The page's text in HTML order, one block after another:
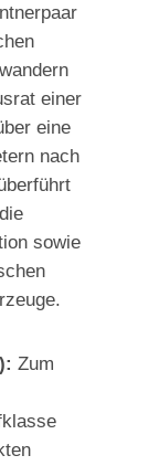
einer
eine
nach
sowie
Zum